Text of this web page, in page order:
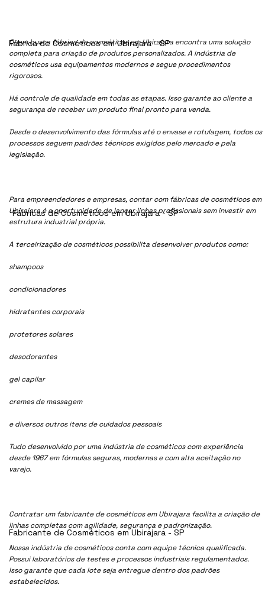
Quem busca fábrica de cosméticos em Ubirajara encontra uma solução
completa para criação de produtos personalizados. A indústria de
cosméticos usa equipamentos modernos e segue procedimentos
rigorosos.
Há controle de qualidade em todas as etapas. Isso garante ao cliente a
segurança de receber um produto final pronto para venda.
Desde o desenvolvimento das fórmulas até o envase e rotulagem, todos os
processos seguem padrões técnicos exigidos pelo mercado e pela
legislação.
Para empreendedores e empresas, contar com fábricas de cosméticos em
Ubirajara é a oportunidade de lançar linhas profissionais sem investir em
estrutura industrial própria.
A terceirização de cosméticos possibilita desenvolver produtos como:
shampoos
condicionadores
hidratantes corporais
protetores solares
desodorantes
gel capilar
cremes de massagem
e diversos outros itens de cuidados pessoais
Tudo desenvolvido por uma indústria de cosméticos com experiência
desde 1967 em fórmulas seguras, modernas e com alta aceitação no
varejo.
Contratar um fabricante de cosméticos em Ubirajara facilita a criação de
linhas completas com agilidade, segurança e padronização.
Nossa indústria de cosmétioos conta com equipe técnica qualificada.
Possui laboratórios de testes e processos industriais regulamentados.
Isso garante que cada lote seja entregue dentro dos padrões
estabelecidos.
Fábrica de Cosméticos em Ubirajara - SP
Fábricas de Cosméticos em Ubirajara - SP
Fabricante de Cosméticos em Ubirajara - SP